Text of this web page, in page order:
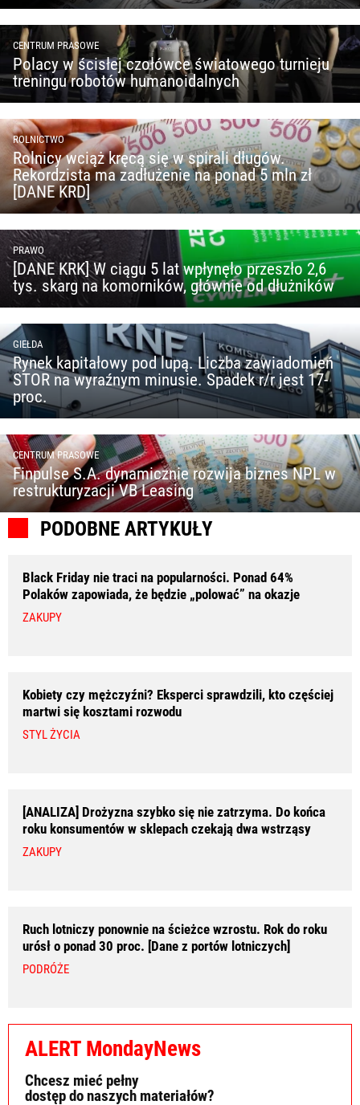
CENTRUM PRASOWE
Polacy w ścisłej czołówce światowego turnieju
treningu robotów humanoidalnych
ROLNICTWO
Rolnicy wciąż kręcą się w spirali długów.
Rekordzista ma zadłużenie na ponad 5 mln zł
[DANE KRD]
PRAWO
[DANE KRK] W ciągu 5 lat wpłynęło przeszło 2,6
tys. skarg na komorników, głównie od dłużników
GIEŁDA
Rynek kapitałowy pod lupą. Liczba zawiadomień
STOR na wyraźnym minusie. Spadek r/r jest 17-
proc.
CENTRUM PRASOWE
Finpulse S.A. dynamicznie rozwija biznes NPL w
restrukturyzacji VB Leasing
PODOBNE ARTYKUŁY
Black Friday nie traci na popularności. Ponad 64%
Polaków zapowiada, że będzie „polować” na okazje
ZAKUPY
Kobiety czy mężczyźni? Eksperci sprawdzili, kto częściej
martwi się kosztami rozwodu
STYL ŻYCIA
[ANALIZA] Drożyzna szybko się nie zatrzyma. Do końca
roku konsumentów w sklepach czekają dwa wstrząsy
ZAKUPY
Ruch lotniczy ponownie na ścieżce wzrostu. Rok do roku
urósł o ponad 30 proc. [Dane z portów lotniczych]
PODRÓŻE
ALERT MondayNews
Chcesz mieć pełny
dostęp do naszych materiałów?